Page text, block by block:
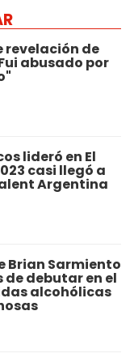
revelación de
abusado por
lideró en El
casi llegó a
Argentina
Brian Sarmiento
debutar en el
alcohólicas